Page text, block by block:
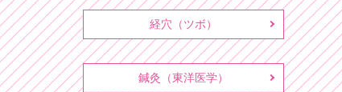
経穴（ツボ）
鍼灸（東洋医学）